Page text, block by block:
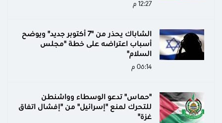
12:27 م
الشاباك يحذر من "7 أكتوبر جديد" ويوضح
أسباب اعتراضه على خطة "مجلس
السلام"
06:14 م
"حماس" تدعو الوسطاء وواشنطن
للتحرك لمنع "إسرائيل" من "إفشال اتفاق
غزة"